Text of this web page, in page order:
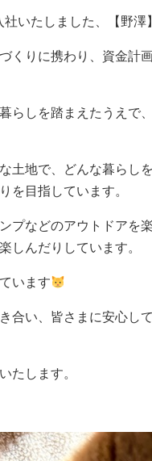
いたしました、【野澤
くりに携わり、資金計
らしを踏まえたうえで
土地で、どんな暮らし
を目指しています。
プなどのアウトドアを
しんだりしています。
います
合い、皆さまに安心し
たします。